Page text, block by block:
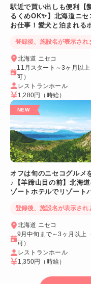
駅近で買い出しも便利【
るくめOK✨】北海道ニセ
お仕事！愛犬と泊まれる
登録後、施設名が表示され
北海道 ニセコ
11月スタート～3ヶ月以
可）
レストランホール
1,280円 （時給）
オフは旬のニセコグルメ
♪【羊蹄山目の前】北海道
ゾートホテルでリゾート
登録後、施設名が表示され
北海道 ニセコ
9月中旬まで～3ヶ月以上
可）
レストランホール
1,350円
（時給）